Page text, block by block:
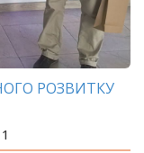
РОЗВИТКУ